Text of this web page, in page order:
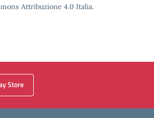
Attribuzione 4.0 Italia.
Store